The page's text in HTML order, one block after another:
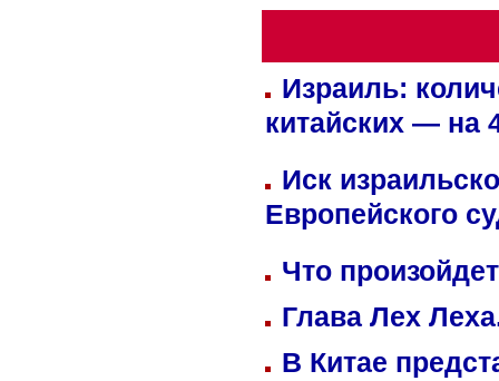
Израиль:
китайских — на
Иск
Европейского
Что
Глава Лех
В Китае